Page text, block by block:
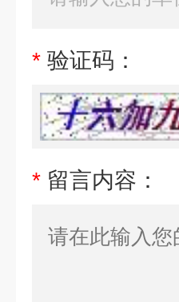
* 验证码：
* 留言内容：